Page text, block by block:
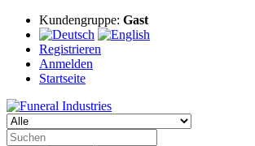
Kundengruppe: Gast
Registrieren
Anmelden
Startseite